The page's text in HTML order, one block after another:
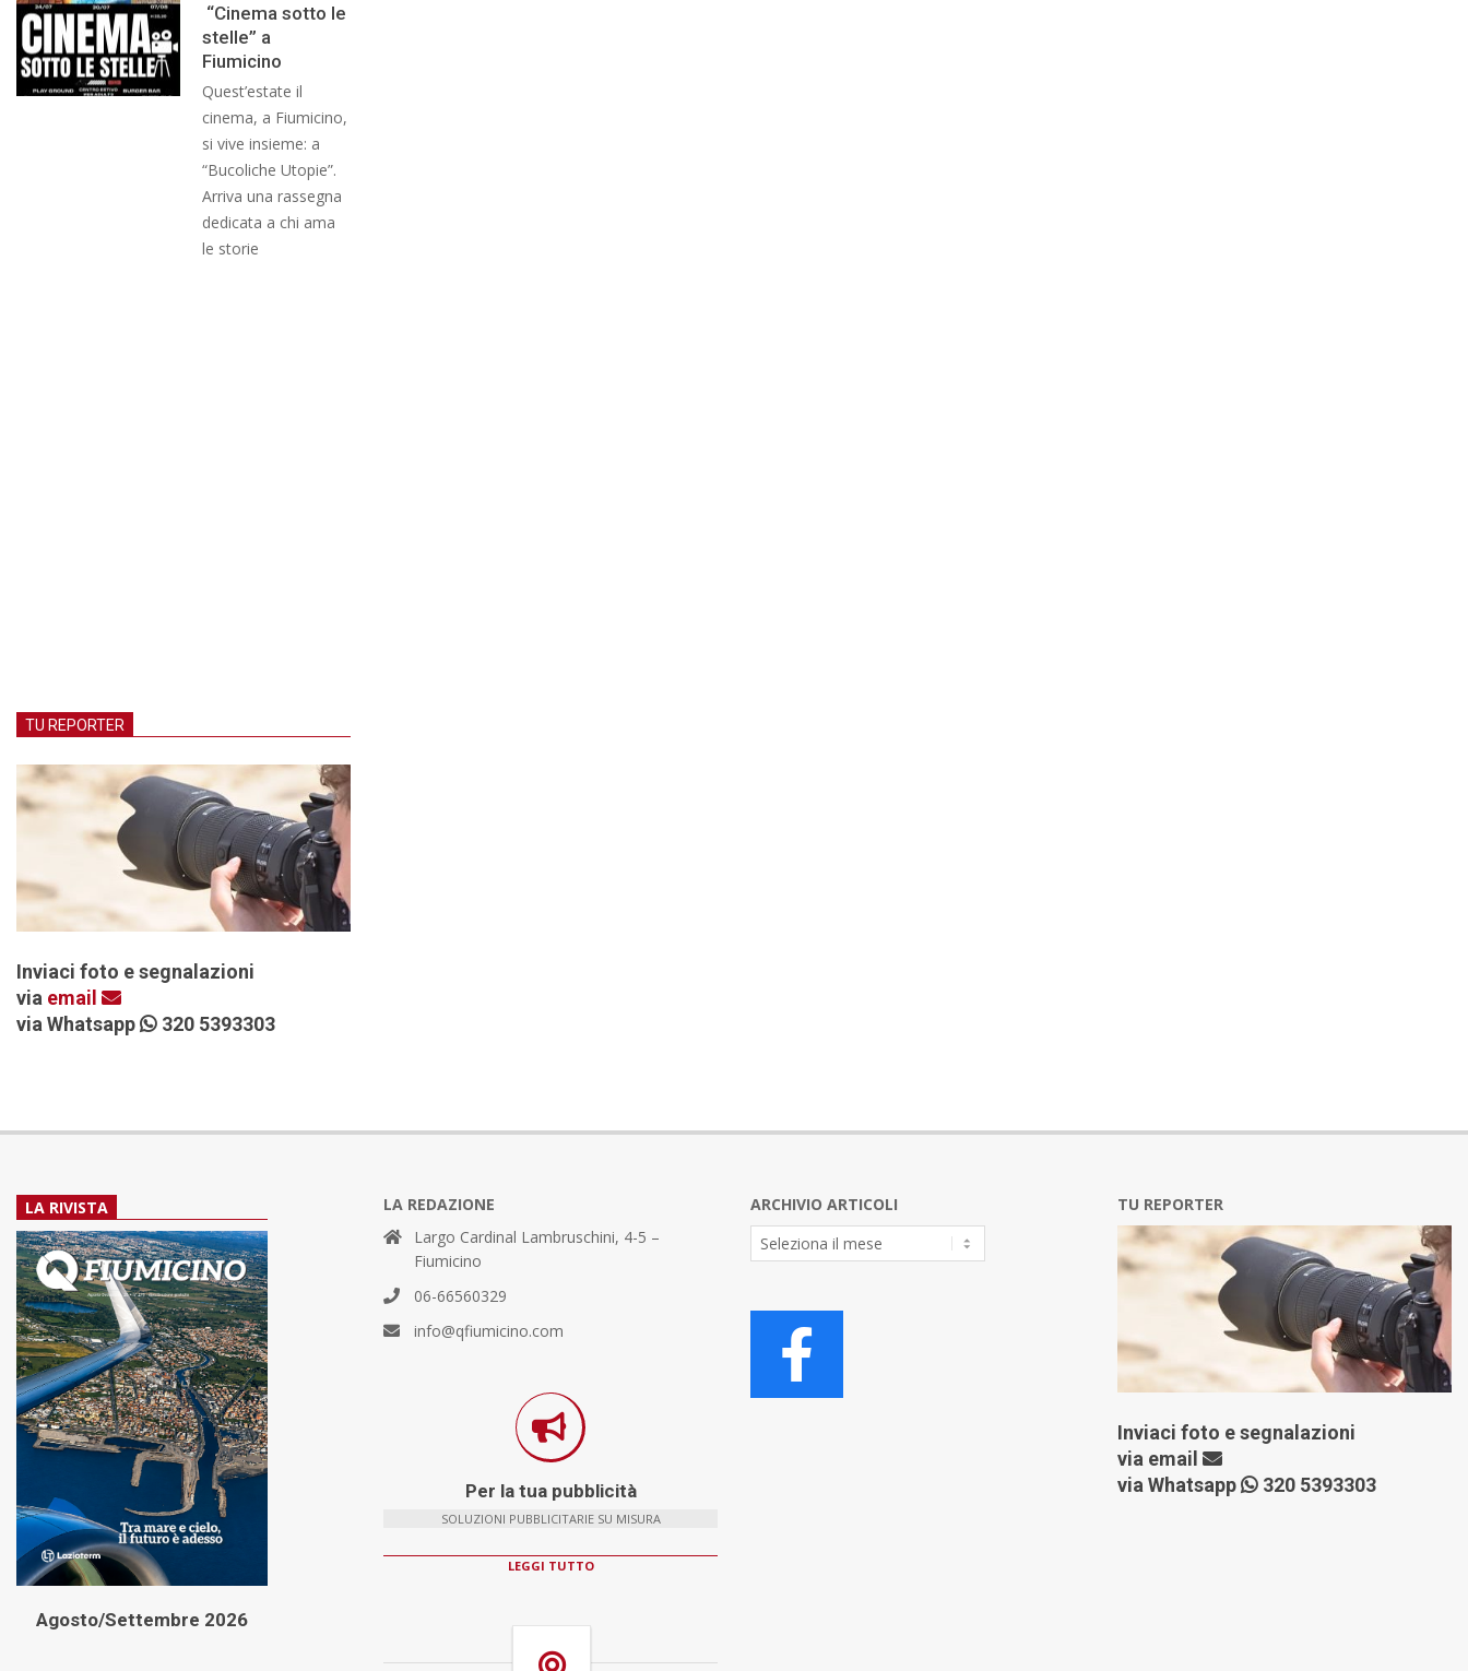
“Cinema sotto le
stelle” a
Fiumicino
Quest’estate il
cinema, a Fiumicino,
si vive insieme: a
“Bucoliche Utopie”.
Arriva una rassegna
dedicata a chi ama
le storie
TU REPORTER
Inviaci foto e segnalazioni
via email
via Whatsapp
320 5393303
LA RIVISTA
Agosto/Settembre 2026
LA REDAZIONE
Largo Cardinal Lambruschini, 4-5 –
Fiumicino
06-66560329
info@qfiumicino.com
Per la tua pubblicità
SOLUZIONI PUBBLICITARIE SU MISURA
LEGGI TUTTO
ARCHIVIO ARTICOLI
Archivio
Articoli
TU REPORTER
Inviaci foto e segnalazioni
via email
via Whatsapp
320 5393303